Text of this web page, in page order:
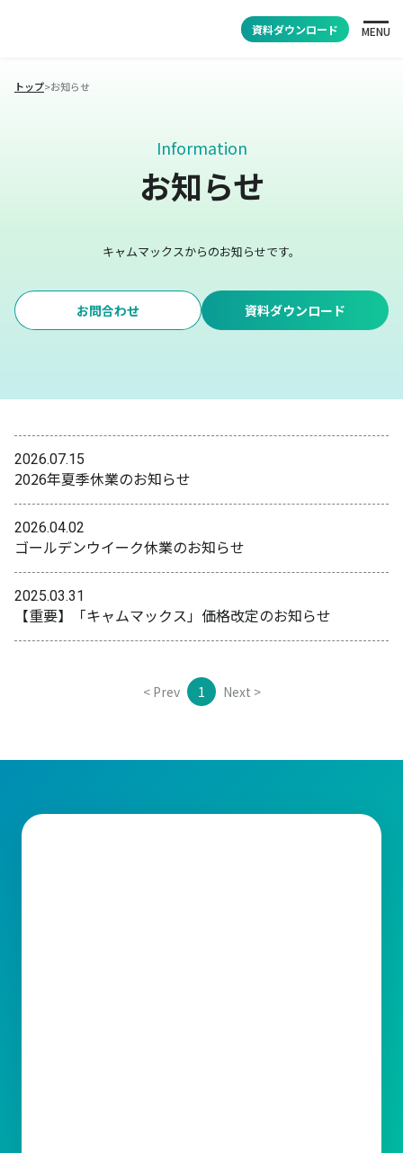
資料ダウンロード MENU
トップ>お知らせ
Information
お知らせ
キャムマックスからのお知らせです。
お問合わせ 資料ダウンロード
2026.07.15
2026年夏季休業のお知らせ
2026.04.02
ゴールデンウイーク休業のお知らせ
2025.03.31
【重要】「キャムマックス」価格改定のお知らせ
< Prev 1 Next >